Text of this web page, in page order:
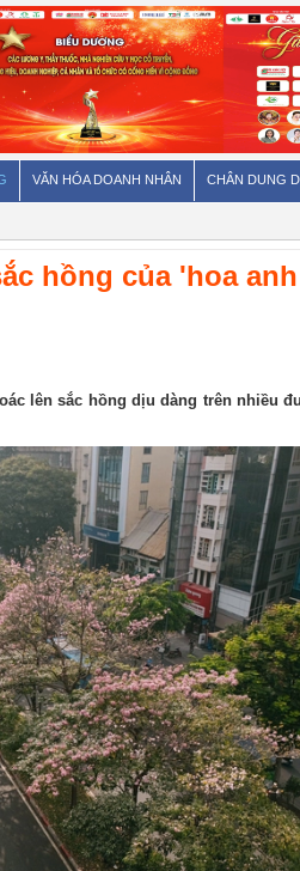
VĂN HÓA DOANH NHÂN CHÂN DUNG
hồng của 'hoa
lên sắc hồng dịu dàng trên nhiều